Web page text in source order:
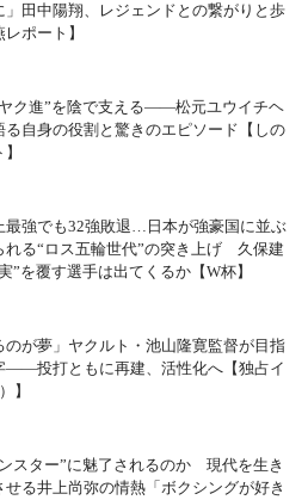
」田中陽翔、レジェンドとの繋がりと歩
ポート】
ク進”を陰で支える――松元ユウイチヘ
る自身の役割と驚きのエピソード【しの
最強でも32強敗退…日本が強豪国に並ぶ
る“ロス五輪世代”の突き上げ 久保建
”を覆す選手は出てくるか【W杯】
のが夢」ヤクルト・池山隆寛監督が目指
――投打ともに再建、活性化へ【独占イ
】
スター”に魅了されるのか 現代を生き
せる井上尚弥の情熱「ボクシングが好き